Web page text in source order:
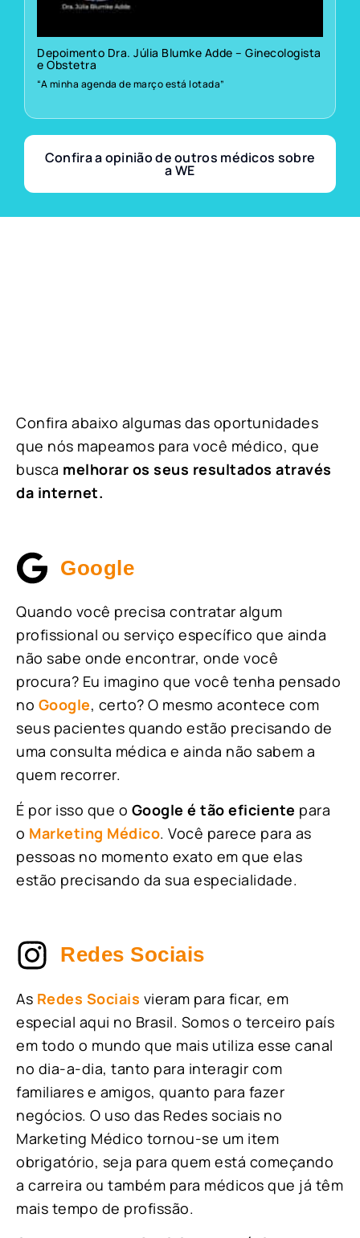
Depoimento Dra. Júlia Blumke Adde – Ginecologista
e Obstetra
“A minha agenda de março está lotada”
Confira a opinião de outros médicos sobre
a WE
Confira abaixo algumas das oportunidades
que nós mapeamos para você médico, que
busca melhorar os seus resultados através
da internet.
Google
Quando você precisa contratar algum
profissional ou serviço específico que ainda
não sabe onde encontrar, onde você
procura? Eu imagino que você tenha pensado
no Google, certo? O mesmo acontece com
seus pacientes quando estão precisando de
uma consulta médica e ainda não sabem a
quem recorrer.
É por isso que o Google é tão eficiente para
o Marketing Médico. Você parece para as
pessoas no momento exato em que elas
estão precisando da sua especialidade.
Redes Sociais
As Redes Sociais vieram para ficar, em
especial aqui no Brasil. Somos o terceiro país
em todo o mundo que mais utiliza esse canal
no dia-a-dia, tanto para interagir com
familiares e amigos, quanto para fazer
negócios. O uso das Redes sociais no
Marketing Médico tornou-se um item
obrigatório, seja para quem está começando
a carreira ou também para médicos que já têm
mais tempo de profissão.